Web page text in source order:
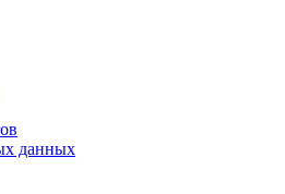
данных